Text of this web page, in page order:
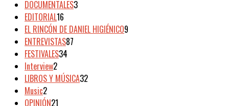
DOCUMENTALES3
EDITORIAL16
EL RINCÓN DE DANIEL HIGIÉNICO9
ENTREVISTAS87
FESTIVALES34
Interview2
LIBROS Y MÚSICA32
Music2
OPINIÓN21